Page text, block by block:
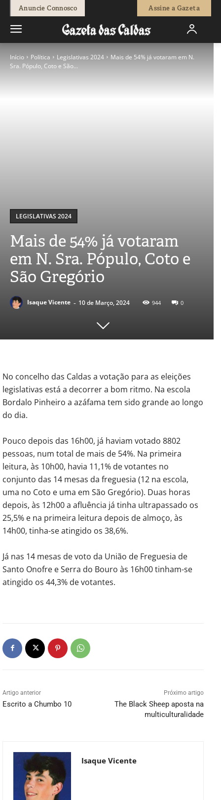
Anuncie Connosco Assine a Gazeta
Início Política Legislativas 2024
Mais de 54% já votaram em N.
Sra. Pópulo, Coto e São...
LEGISLATIVAS 2024
Mais de 54% já votaram
em N. Sra. Pópulo, Coto e
São Gregório
Isaque Vicente - 10 de Março, 2024 944 0
No concelho das Caldas a votação para as eleições
legislativas está a decorrer a bom ritmo. Na escola
Bordalo Pinheiro a azáfama tem sido grande ao longo
do dia.
Pouco depois das 16h00, já haviam votado 8802
pessoas, num total de mais de 54%. Na primeira
leitura, às 10h00, havia 11,1% de votantes no
conjunto das 14 mesas da freguesia (12 na escola,
uma no Coto e uma em São Gregório). Duas horas
depois, às 12h00 a afluência já tinha ultrapassado os
25,5% e na primeira leitura depois de almoço, às
14h00, tinha-se atingido os 38,6%.
Já nas 14 mesas de voto da União de Freguesia de
Santo Onofre e Serra do Bouro às 16h00 tinham-se
atingido os 44,3% de votantes.
Artigo anterior
Escrito a Chumbo 10
Próximo artigo
The Black Sheep aposta na
multiculturalidade
Isaque Vicente